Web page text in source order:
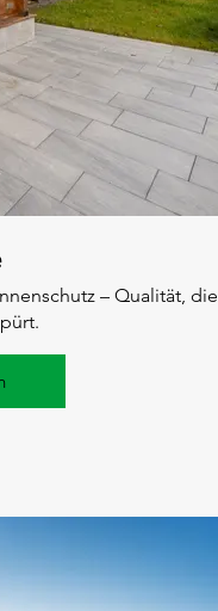
– Qualität, die